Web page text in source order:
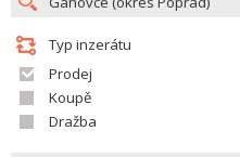
Typ inzerátu
Prodej
Koupě
Dražba